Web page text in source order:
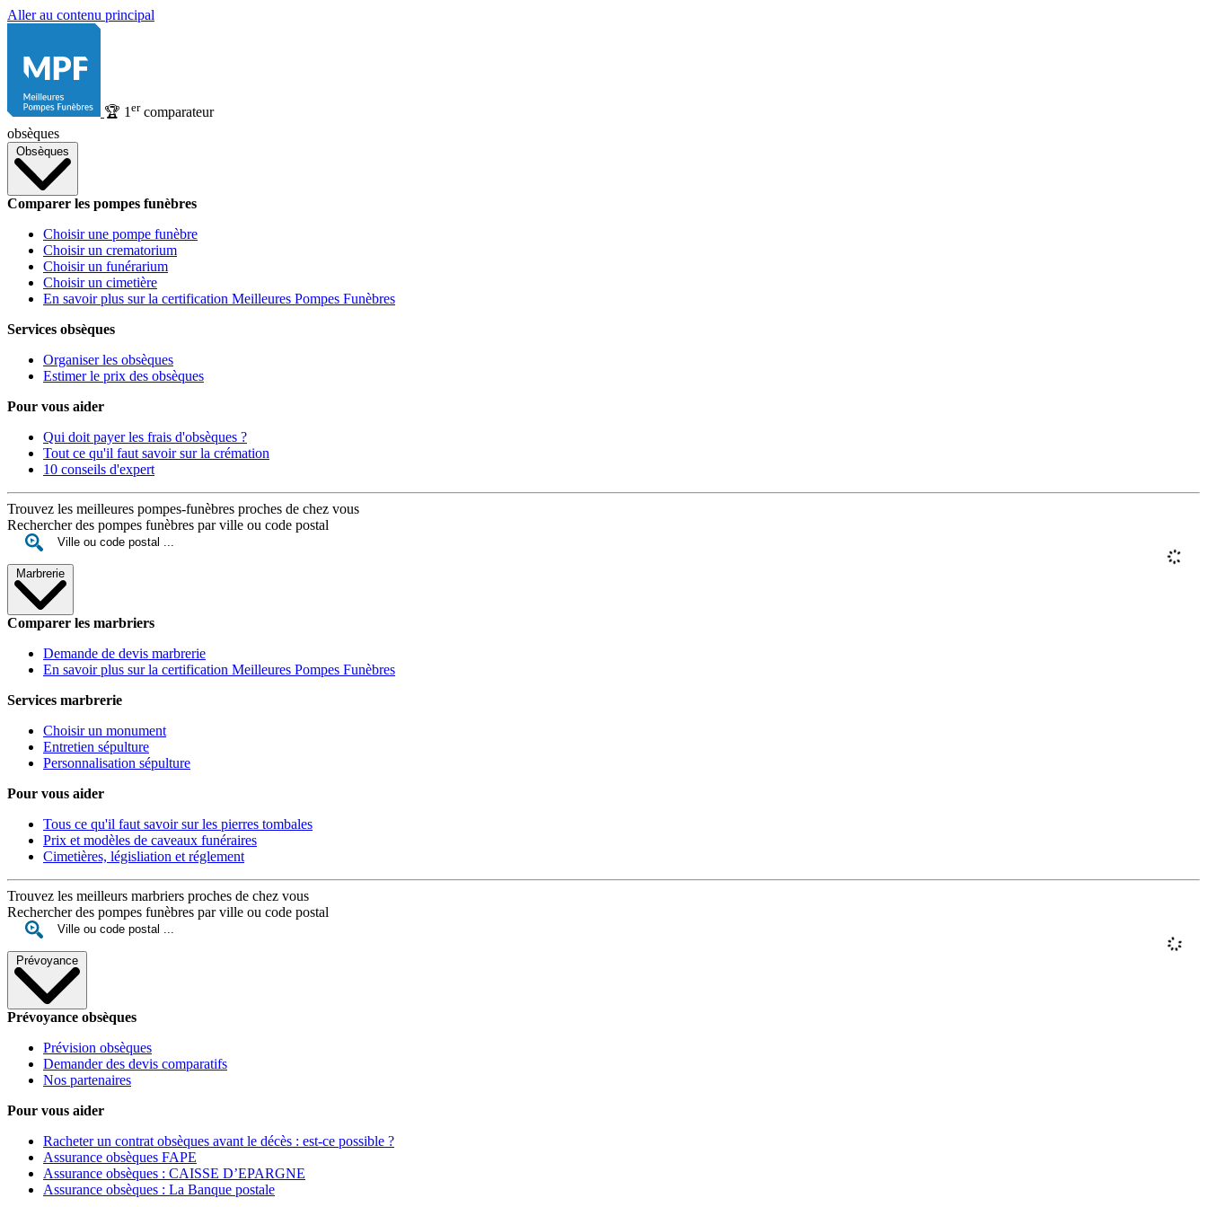
Aller au contenu principal
🏆 1 ercomparateur
obsèques
Obsèques
Comparer les pompes funèbres
Choisir une pompe funèbre
Choisir un crematorium
Choisir un funérarium
Choisir un cimetière
En savoir plus sur la certification Meilleures Pompes Funèbres
Services obsèques
Organiser les obsèques
Estimer le prix des obsèques
Pour vous aider
Qui doit payer les frais d'obsèques ?
Tout ce qu'il faut savoir sur la crémation
10 conseils d'expert
Trouvez les meilleures pompes-funèbres proches de chez vous
Rechercher des pompes funèbres par ville ou code postal
Marbrerie
Comparer les marbriers
Demande de devis marbrerie
En savoir plus sur la certification Meilleures Pompes Funèbres
Services marbrerie
Choisir un monument
Entretien sépulture
Personnalisation sépulture
Pour vous aider
Tous ce qu'il faut savoir sur les pierres tombales
Prix et modèles de caveaux funéraires
Cimetières, législiation et réglement
Trouvez les meilleurs marbriers proches de chez vous
Rechercher des pompes funèbres par ville ou code postal
Prévoyance
Prévoyance obsèques
Prévision obsèques
Demander des devis comparatifs
Nos partenaires
Pour vous aider
Racheter un contrat obsèques avant le décès : est-ce possible ?
Assurance obsèques FAPE
Assurance obsèques : CAISSE D’EPARGNE
Assurance obsèques : La Banque postale